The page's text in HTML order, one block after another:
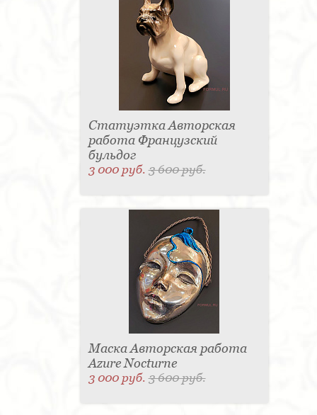
Статуэтка Авторская
работа Французский
бульдог
3 000 руб.3 600 руб.
Маска Авторская работа
Azure Nocturne
3 000 руб.3 600 руб.